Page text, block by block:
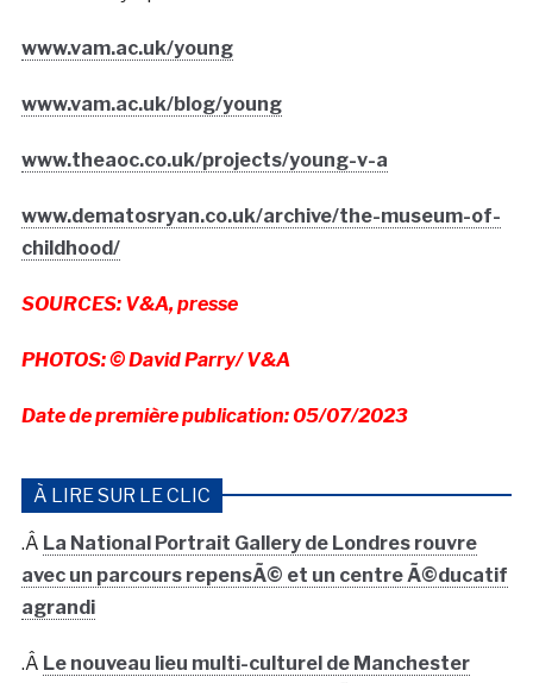
www.vam.ac.uk/young
www.vam.ac.uk/blog/young
www.theaoc.co.uk/projects/young-v-a
www.dematosryan.co.uk/archive/the-museum-of-
childhood/
SOURCES: V&A, presse
PHOTOS: © David Parry/ V&A
Date de première publication: 05/07/2023
À LIRE SUR LE CLIC
.Â La National Portrait Gallery de Londres rouvre
avec un parcours repensÃ© et un centre Ã©ducatif
agrandi
.Â Le nouveau lieu multi-culturel de Manchester